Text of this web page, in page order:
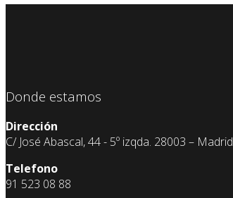
Donde estamos
Dirección
C/ José Abascal, 44 - 5º izqda. 28003 – Madrid
Telefono
91 523 08 88